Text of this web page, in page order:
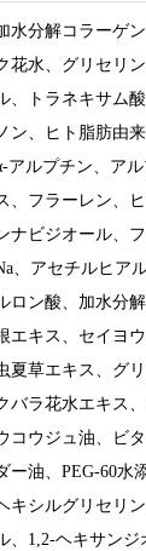
水分解コラーゲ
花水、グリセリ
、トラネキサム
ノン、ヒト脂肪由
アルプチン、ア
、フラーレン、
ナビジオール、
、アセチルヒア
ロン酸、加水分
エキス、セイヨ
夏草エキス、グ
バラ花水エキス
コウジュ油、ビ
ー油、PEG-60水
キシルグリセリ
、1,2-ヘキサン